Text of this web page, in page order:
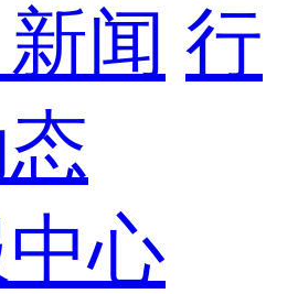
闻 行
心